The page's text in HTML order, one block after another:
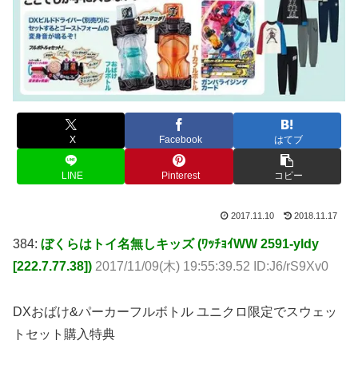
X Facebook はてブ
LINE Pinterest コピー
2017.11.10 2018.11.17
384: ぼくらはトイ名無しキッズ (ﾜｯﾁｮｲWW 2591-yldy
[222.7.77.38]) 2017/11/09(木) 19:55:39.52 ID:J6/rS9Xv0
DXおばけ&パーカーフルボトル ユニクロ限定でスウェッ
トセット購入特典